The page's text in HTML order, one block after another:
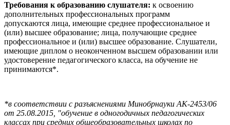
Требования к образованию слушателя: к освоению
дополнительных профессиональных программ
допускаются лица, имеющие среднее профессиональное и
(или) высшее образование; лица, получающие среднее
профессиональное и (или) высшее образование. Слушатели,
имеющие диплом о неоконченном высшем образовании или
удостоверение педагогического класса, на обучение не
принимаются*.
*в соответствии с разъяснениями Минобрнауки АК-2453/06
от 25.08.2015, "обучение в одногодичных педагогических
классах при средних общеобразовательных школах по